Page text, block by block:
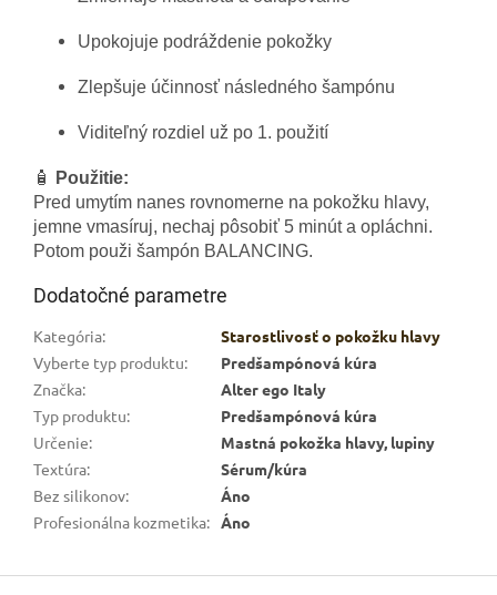
Upokojuje podráždenie pokožky
Zlepšuje účinnosť následného šampónu
Viditeľný rozdiel už po 1. použití
🧴
Použitie:
Pred umytím nanes rovnomerne na pokožku hlavy,
jemne vmasíruj, nechaj pôsobiť 5 minút a opláchni.
Potom použi šampón BALANCING.
Dodatočné parametre
Kategória:
Starostlivosť o pokožku hlavy
Vyberte typ produktu:
Predšampónová kúra
Značka:
Alter ego Italy
Typ produktu:
Predšampónová kúra
Určenie:
Mastná pokožka hlavy, lupiny
Textúra:
Sérum/kúra
Bez silikonov:
Áno
Profesionálna kozmetika: Áno